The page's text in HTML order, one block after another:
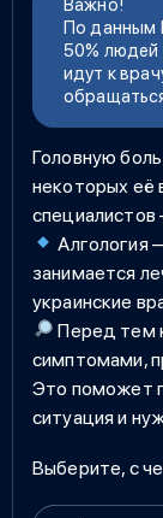
Важно!
По данным
50% людей
идут к
Головную
некоторых её
Алгология
занимается
украинские
Перед тем
симптомами,
Это поможет
ситуация и
Выберите, с